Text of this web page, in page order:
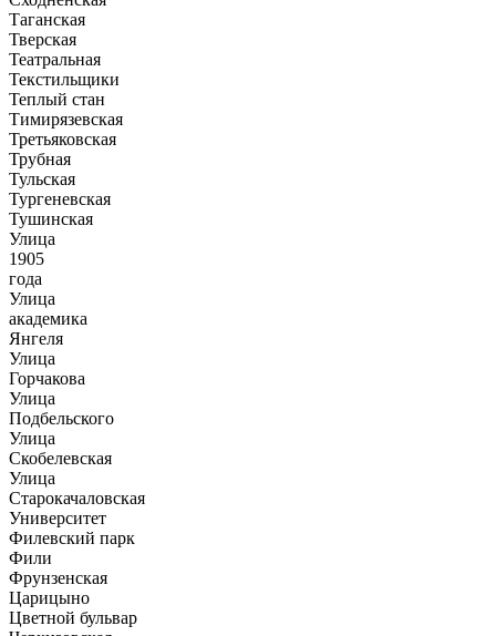
Таганская
Тверская
Театральная
Текстильщики
Теплый стан
Тимирязевская
Третьяковская
Трубная
Тульская
Тургеневская
Тушинская
Улица
1905
года
Улица
академика
Янгеля
Улица
Горчакова
Улица
Подбельского
Улица
Скобелевская
Улица
Старокачаловская
Университет
Филевский парк
Фили
Фрунзенская
Царицыно
Цветной бульвар